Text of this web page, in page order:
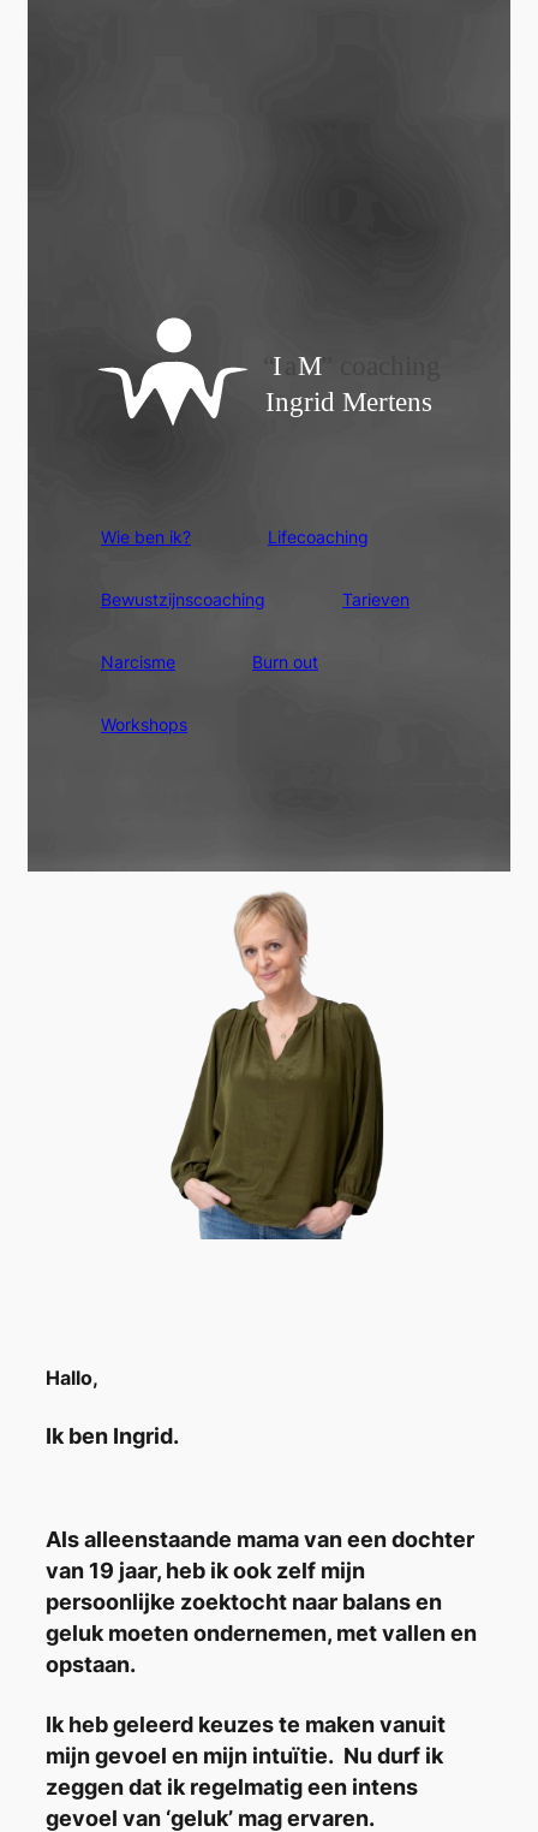
Wie ben ik? Lifecoaching
Bewustzijnscoaching Tarieven
Narcisme Burn out
Workshops
Hallo,
Ik ben Ingrid.
Als alleenstaande mama van een dochter
van 19 jaar, heb ik ook zelf mijn
persoonlijke zoektocht naar balans en
geluk moeten ondernemen, met vallen en
opstaan.
Ik heb geleerd keuzes te maken vanuit
mijn gevoel en mijn intuïtie. Nu durf ik
zeggen dat ik regelmatig een intens
gevoel van ‘geluk’ mag ervaren.